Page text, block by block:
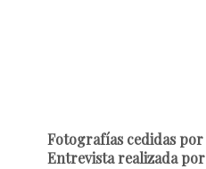
Fotografías cedidas por
Entrevista realizada por